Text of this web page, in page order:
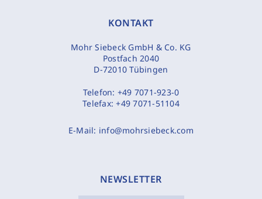
KONTAKT
Mohr Siebeck GmbH & Co. KG
Postfach 2040
D-72010 Tübingen
Telefon: +49 7071-923-0
Telefax:+49 7071-51104
E-Mail: info@mohrsiebeck.com
NEWSLETTER